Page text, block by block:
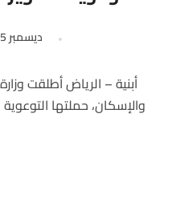
ديسمبر 25, 2021
أبنية – الرياض أطلقت وزارة الشؤون البلدية والقروية
والإسكان، حملتها التوعوية